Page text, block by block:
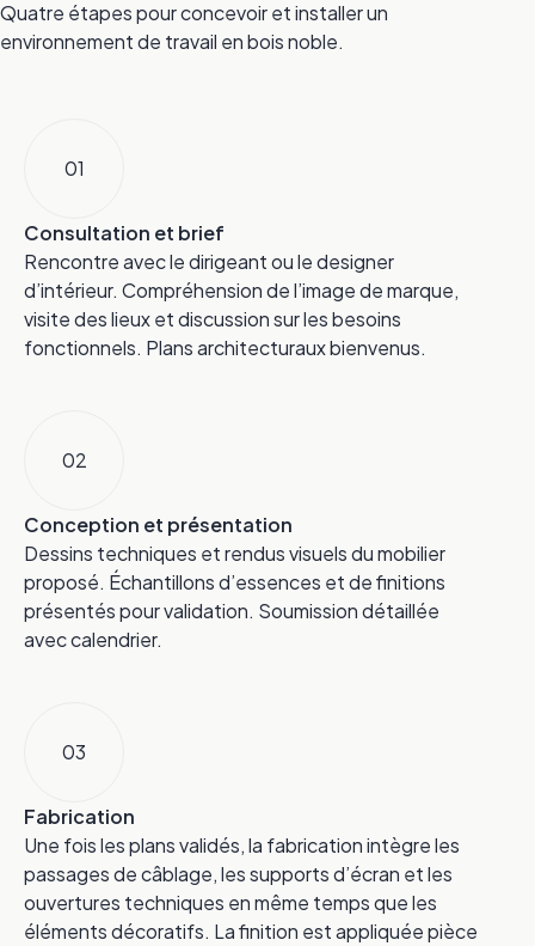
Quatre étapes pour concevoir et installer un
environnement de travail en bois noble.
01
Consultation et brief
Rencontre avec le dirigeant ou le designer
d’intérieur. Compréhension de l’image de marque,
visite des lieux et discussion sur les besoins
fonctionnels. Plans architecturaux bienvenus.
02
Conception et présentation
Dessins techniques et rendus visuels du mobilier
proposé. Échantillons d’essences et de finitions
présentés pour validation. Soumission détaillée
avec calendrier.
03
Fabrication
Une fois les plans validés, la fabrication intègre les
passages de câblage, les supports d’écran et les
ouvertures techniques en même temps que les
éléments décoratifs. La finition est appliquée pièce